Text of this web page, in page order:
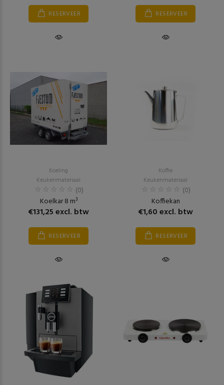
RESERVEER RESERVEER
Koeling
Keukenmateriaal
(0)
Koelkar 8 m³
€131,25 excl. btw
RESERVEER
Koffie
Keukenmateriaal
(0)
Koffiekan
€1,60 excl. btw
RESERVEER